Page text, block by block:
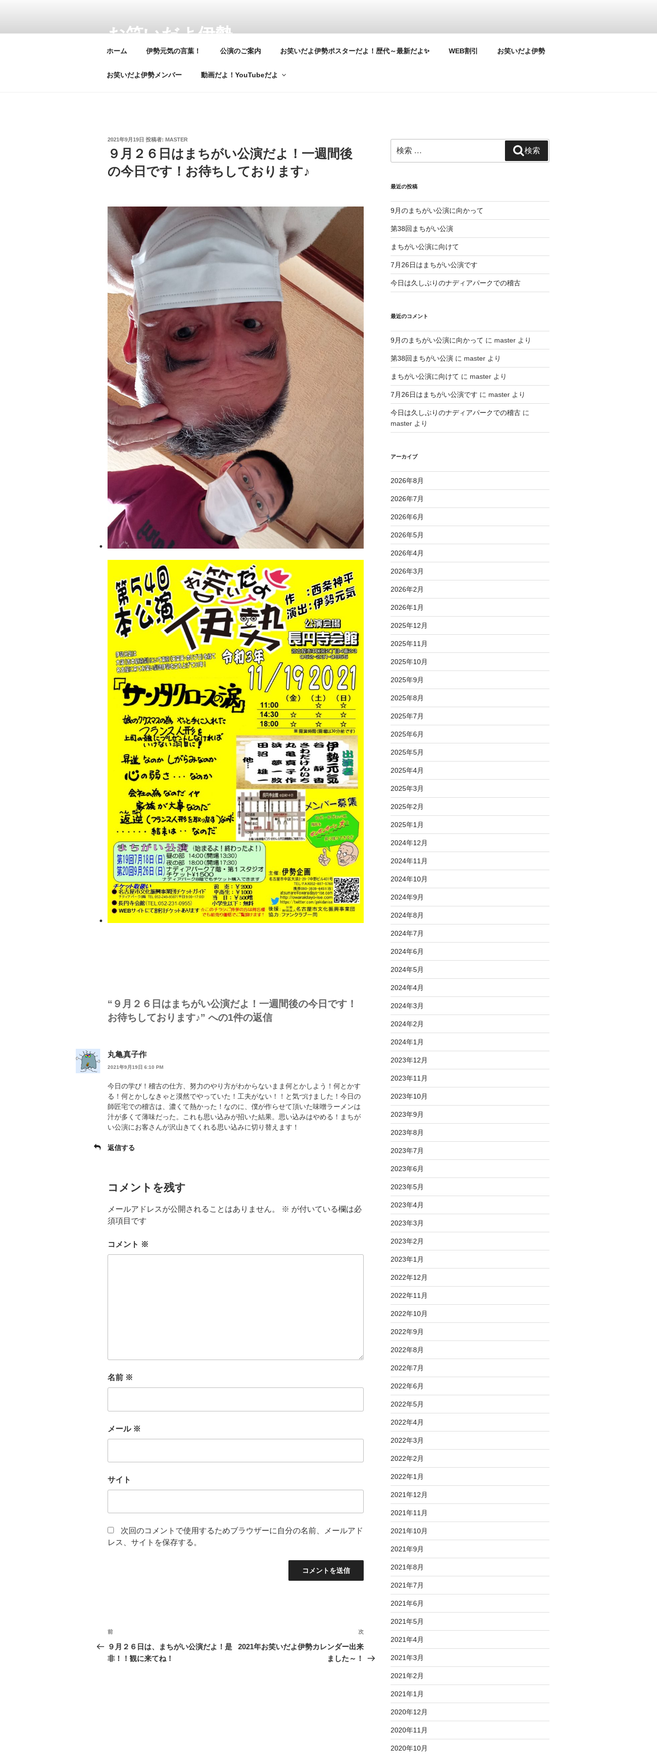
お笑いだよ伊勢
「お笑いだよ伊勢」の公式ホームページへようこそ！ 私、伊勢元気座長は大阪(吉本新喜劇)に居て 東京(天突天 ・ ホリプロ)を
ホーム 伊勢元気の言葉！ 公演のご案内 お笑いだよ伊勢ポスターだよ！歴代～最新だよ✨ WEB割引 お笑いだよ伊勢
お笑いだよ伊勢メンバー 動画だよ！YouTubeだよ
投
日:
2021年9月19日 投稿者: MASTER
９月２６日はまちがい公演だよ！一週間後
の今日です！お待ちしております♪
“９月２６日はまちがい公演だよ！一週間後の今日です！
お待ちしております♪” への1件の返信
丸亀真子作
2021年9月19日 6:10 PM
今日の学び！稽古の仕方、努力のやり方がわからないまま何とかしよう！何とかす
る！何とかしなきゃと漠然でやっていた！工夫がない！！と気づけました！今日の
師匠宅での稽古は、濃くて熱かった！なのに、僕が作らせて頂いた味噌ラーメンは
汁が多くて薄味だった。これも思い込みが招いた結果。思い込みはやめる！まちが
い公演にお客さんが沢山きてくれる思い込みに切り替えます！
返信する
コメントを残す
メールアドレスが公開されることはありません。 ※ が付いている欄は必
須項目です
コメント ※
名前 ※
メール ※
サイト
次回のコメントで使用するためブラウザーに自分の名前、メールアド
レス、サイトを保存する。
投
稿
ナ
過
去
の
前
９月２６日は、まちがい公演だよ！是
非！！観に来てね！
投
次
2021年お笑いだよ伊勢カレンダー出来
ました～！
索:
検索
最近の投稿
9月のまちがい公演に向かって
第38回まちがい公演
まちがい公演に向けて
7月26日はまちがい公演です
今日は久しぶりのナディアパークでの稽古
最近のコメント
9月のまちがい公演に向かって に masterより
第38回まちがい公演に masterより
まちがい公演に向けて に masterより
7月26日はまちがい公演です に masterより
今日は久しぶりのナディアパークでの稽古に
masterより
アーカイブ
2026年8月
2026年7月
2026年6月
2026年5月
2026年4月
2026年3月
2026年2月
2026年1月
2025年12月
2025年11月
2025年10月
2025年9月
2025年8月
2025年7月
2025年6月
2025年5月
2025年4月
2025年3月
2025年2月
2025年1月
2024年12月
2024年11月
2024年10月
2024年9月
2024年8月
2024年7月
2024年6月
2024年5月
2024年4月
2024年3月
2024年2月
2024年1月
2023年12月
2023年11月
2023年10月
2023年9月
2023年8月
2023年7月
2023年6月
2023年5月
2023年4月
2023年3月
2023年2月
2023年1月
2022年12月
2022年11月
2022年10月
2022年9月
2022年8月
2022年7月
2022年6月
2022年5月
2022年4月
2022年3月
2022年2月
2022年1月
2021年12月
2021年11月
2021年10月
2021年9月
2021年8月
2021年7月
2021年6月
2021年5月
2021年4月
2021年3月
2021年2月
2021年1月
2020年12月
2020年11月
2020年10月